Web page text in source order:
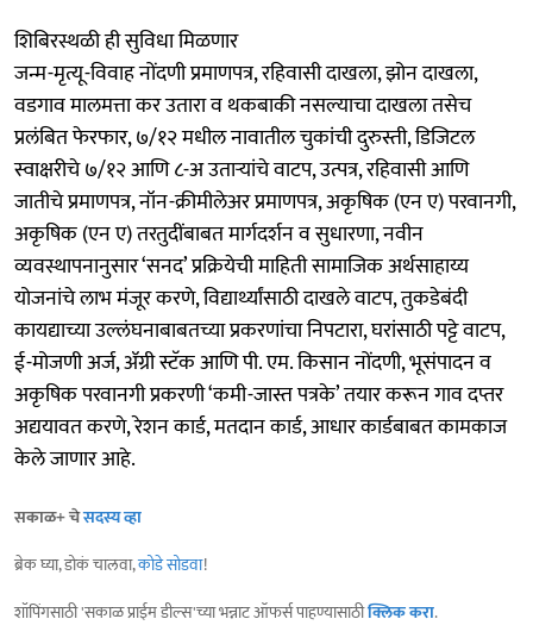
शिबिरस्थळी ही सुविधा मिळणार
जन्म-मृत्यू-विवाह नोंदणी प्रमाणपत्र, रहिवासी दाखला, झोन दाखला,
वडगाव मालमत्ता कर उतारा व थकबाकी नसल्याचा दाखला तसेच
प्रलंबित फेरफार, ७/१२ मधील नावातील चुकांची दुरुस्ती, डिजिटल
स्वाक्षरीचे ७/१२ आणि ८-अ उताऱ्यांचे वाटप, उत्पत्र, रहिवासी आणि
जातीचे प्रमाणपत्र, नॉन-क्रीमीलेअर प्रमाणपत्र, अकृषिक (एन ए) परवानगी,
अकृषिक (एन ए) तरतुदींबाबत मार्गदर्शन व सुधारणा, नवीन
व्यवस्थापनानुसार ‘सनद’ प्रक्रियेची माहिती सामाजिक अर्थसाहाय्य
योजनांचे लाभ मंजूर करणे, विद्यार्थ्यांसाठी दाखले वाटप, तुकडेबंदी
कायद्याच्या उल्लंघनाबाबतच्या प्रकरणांचा निपटारा, घरांसाठी पट्टे वाटप,
ई-मोजणी अर्ज, ॲग्री स्टॅक आणि पी. एम. किसान नोंदणी, भूसंपादन व
अकृषिक परवानगी प्रकरणी ‘कमी-जास्त पत्रके’ तयार करून गाव दप्तर
अद्ययावत करणे, रेशन कार्ड, मतदान कार्ड, आधार कार्डबाबत कामकाज
केले जाणार आहे.
सकाळ+ चेसदस्य व्हा
ब्रेक घ्या, डोकं चालवा,कोडे सोडवा!
शॉपिंगसाठी 'सकाळ प्राईम डील्स'च्या भन्नाट ऑफर्स पाहण्यासाठीक्लिक करा.